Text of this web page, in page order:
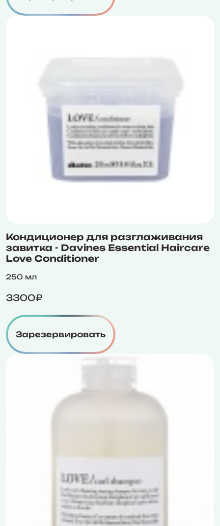
Кондиционер для разглаживания
завитка - Davines Essential Haircare
Love Conditioner
250 мл
3300₽
Зарезервировать